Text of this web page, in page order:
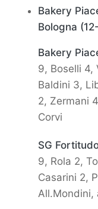
Bakery
Bologna
Bakery
9, Boselli 4,
Baldini 3,
2, Zermani
Corvi
SG
9, Rola 2,
Casarini 2,
All.Mondini,